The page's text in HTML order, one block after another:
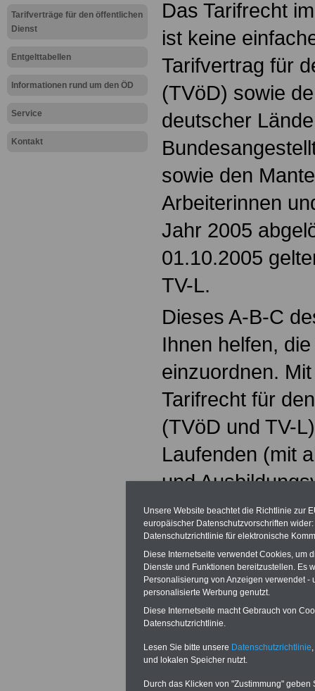
Tarifverträge für den öffentlichen
Dienst
Entgelttabellen
Informationen rund um den ÖD
Service
Kontakt
Das Tarifrecht
ist keine
Tarifvertrag für
(TVöD) sowie
deutscher
sowie den
Arbeiterinnen
Jahr 2005
01.10.2005
TV-L.
Dieses A-B-C
Ihnen helfen,
einzuordnen.
Tarifrecht für
(TVöD und TV-
Laufenden (mit
und
Beschäftigten
Kommunen).
eBook zum
Euro online
Bestellung des
Unsere Website beachtet die Richtlinie zur
europäischer Datenschutzvorschriften
Datenschutzrichtlinie für elektronische
Diese Internetseite verwendet Cookies, um
Dienste und Funktionen bereitzustellen. Es
Personalisierung von Anzeigen verwendet
personalisierte Werbung genutzt.
Diese Internetseite macht Gebrauch von
Datenschutzrichtlinie.
Lesen Sie bitte unsere Datenschutzrichtlinie
und lokalen Speicher nutzt.
Durch das Klicken von "Zustimmung"